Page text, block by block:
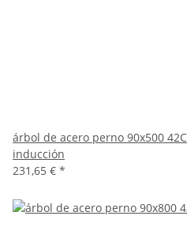
árbol de acero perno 90x500
inducción
231,65 € *